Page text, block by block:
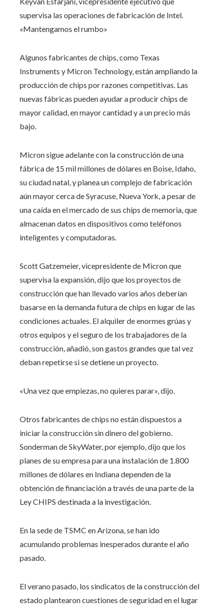
supervisa las operaciones de fabricación de Intel.
«Mantengamos el rumbo»
Algunos fabricantes de chips, como Texas
Instruments y Micron Technology, están ampliando la
producción de chips por razones competitivas. Las
nuevas fábricas pueden ayudar a producir chips de
mayor calidad, en mayor cantidad y a un precio más
bajo.
Micron sigue adelante con la construcción de una
fábrica de 15 mil millones de dólares en Boise, Idaho,
su ciudad natal, y planea un complejo de fabricación
aún mayor cerca de Syracuse, Nueva York, a pesar de
una caída en el mercado de sus chips de memoria, que
almacenan datos en dispositivos como teléfonos
inteligentes y computadoras.
Scott Gatzemeier, vicepresidente de Micron que
supervisa la expansión, dijo que los proyectos de
construcción que han llevado varios años deberían
basarse en la demanda futura de chips en lugar de las
condiciones actuales. El alquiler de enormes grúas y
otros equipos y el seguro de los trabajadores de la
construcción, añadió, son gastos grandes que tal vez
deban repetirse si se detiene un proyecto.
«Una vez que empiezas, no quieres parar», dijo.
Otros fabricantes de chips no están dispuestos a
iniciar la construcción sin dinero del gobierno.
Sonderman de SkyWater, por ejemplo, dijo que los
planes de su empresa para una instalación de 1.800
millones de dólares en Indiana dependen de la
obtención de financiación a través de una parte de la
Ley CHIPS destinada a la investigación.
En la sede de TSMC en Arizona, se han ido
acumulando problemas inesperados durante el año
pasado.
El verano pasado, los sindicatos de la construcción del
estado plantearon cuestiones de seguridad en el lugar